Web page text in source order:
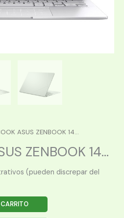
ASUS ZENBOOK 14...
ZENBOOK 14...
(pueden discrepar del